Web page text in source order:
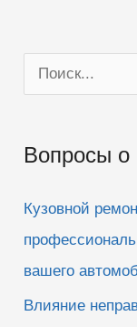
о
с
Вопросы о
Кузовной
вашего
Влияние